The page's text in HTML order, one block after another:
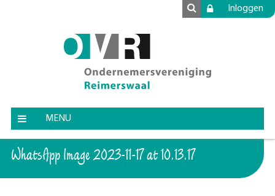
Inloggen
MENU
WhatsApp Image 2023-11-17 at 10.13.17